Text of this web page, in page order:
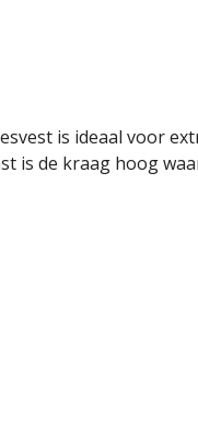
is ideaal voor
is de kraag hoog